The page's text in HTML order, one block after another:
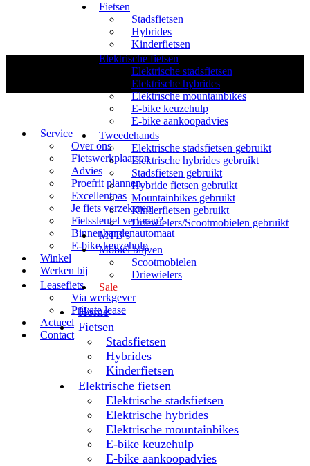
Service
Over ons
Fietswerkplaatsen
Advies
Proefrit plannen
Excellentpas
Je fiets verzekeren
Fietssleutel verloren?
Binnenbandenautomaat
E-bike keuzehulp
Winkel
Werken bij
Leasefiets
Via werkgever
Private lease
Actueel
Contact
Fietsen
Stadsfietsen
Hybrides
Kinderfietsen
Elektrische fietsen
Elektrische stadsfietsen
Elektrische hybrides
Elektrische mountainbikes
E-bike keuzehulp
E-bike aankoopadvies
Tweedehands
Elektrische stadsfietsen gebruikt
Elektrische hybrides gebruikt
Stadsfietsen gebruikt
Hybride fietsen gebruikt
Mountainbikes gebruikt
Kinderfietsen gebruikt
Driewielers/Scootmobielen gebruikt
MTB’s
Mobiel blijven
Scootmobielen
Driewielers
Sale
Home
Fietsen
Stadsfietsen
Hybrides
Kinderfietsen
Elektrische fietsen
Elektrische stadsfietsen
Elektrische hybrides
Elektrische mountainbikes
E-bike keuzehulp
E-bike aankoopadvies